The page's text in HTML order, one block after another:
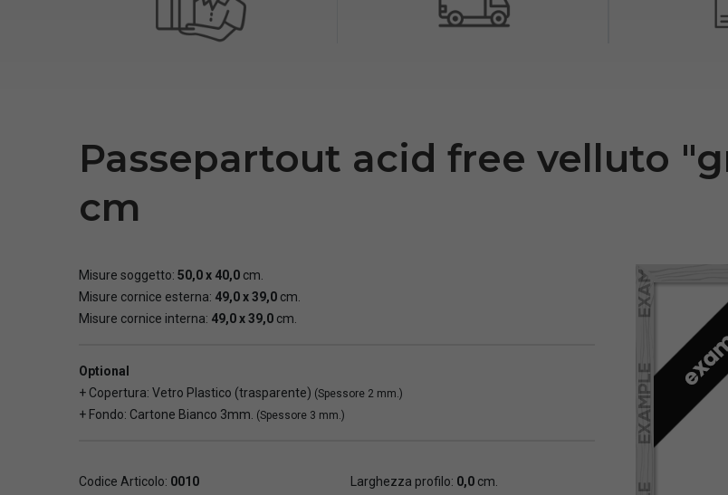
Passepartout acid free velluto
cm
Misure soggetto: 50,0 x 40,0 cm.
Misure cornice esterna: 49,0 x 39,0 cm.
Misure cornice interna: 49,0 x 39,0 cm.
Optional
+ Copertura: Vetro Plastico (trasparente) (Spessore 2 mm.)
+ Fondo: Cartone Bianco 3mm. (Spessore 3 mm.)
Codice Articolo: 0010
Larghezza profilo: 0,0 cm.